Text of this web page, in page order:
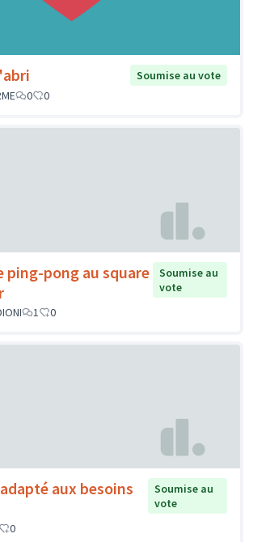
Soumise au vote
0 0
ping-pong au square
Soumise au
vote
1 0
aux besoins
Soumise au
vote
0